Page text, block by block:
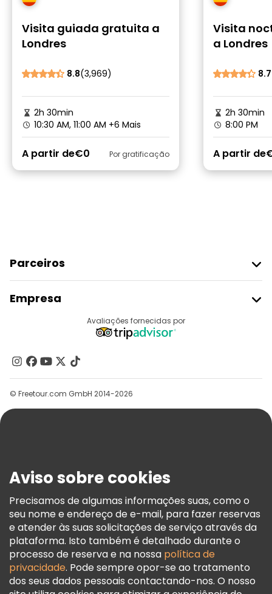
Visita guiada gratuita a
Londres
8.8(3,969)
2h 30min
10:30 AM, 11:00 AM +6 Mais
A partir de€0 Por gratificação
Visita
a Londres
8.7
2h 30min
8:00 PM
A partir de
Parceiros
Registo Do Fornecedor
Programa De Afiliados
Empresa
Contacte-Nos
Grupos
Ajuda
Termos E Informações Legais
Política De Cookies
Freetour Prémios
Programa De Fidelidade
Avaliações fornecidas por
© Freetour.com GmbH 2014-2026
Aviso sobre cookies
Precisamos de algumas informações suas, como o
seu nome e endereço de e-mail, para fazer reservas
e atender às suas solicitações de serviço através da
plataforma. Isto também é detalhado durante o
processo de reserva e na nossa política de
privacidade. Pode sempre opor-se ao tratamento
dos seus dados pessoais contactando-nos. O nosso